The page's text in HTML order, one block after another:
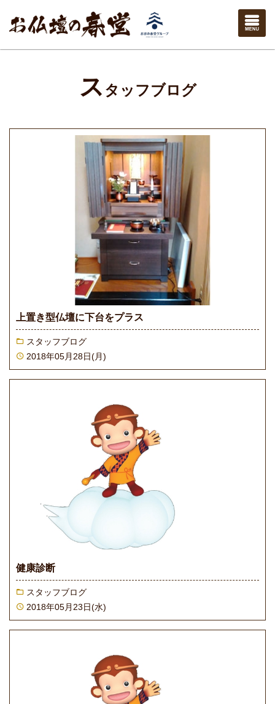
ス タッフブログ
上置き型仏壇に下台をプラス
スタッフブログ
2018年05月28日(月)
健康診断
スタッフブログ
2018年05月23日(水)